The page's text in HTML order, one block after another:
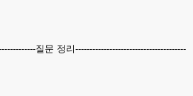
질문 정리---------------------------------------